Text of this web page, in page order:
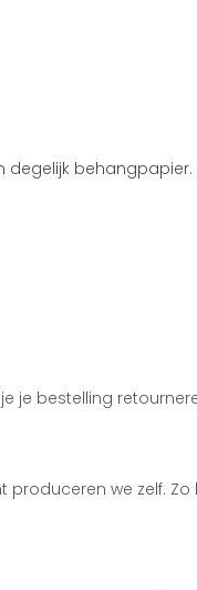
degelijk
je bestelling
we zelf. Zo